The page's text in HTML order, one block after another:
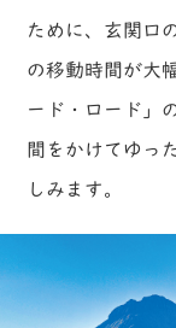
ために、玄関口
の移動時間が大
ード・ロード」
間をかけてゆっ
しみます。